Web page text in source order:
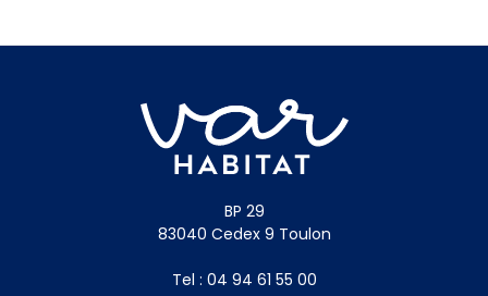
BP 29
83040 Cedex 9 Toulon
Tel : 04 94 61 55 00